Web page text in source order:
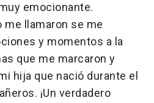
emocionante.
me llamaron se me
y momentos a la
que me marcaron y
hija que nació durante el
¡Un verdadero